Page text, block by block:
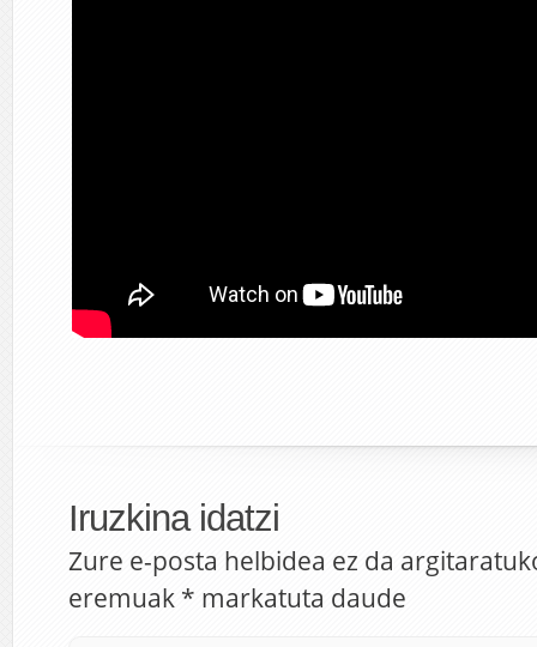
Iruzkina idatzi
Zure e-posta helbidea ez da
eremuak * markatuta daude